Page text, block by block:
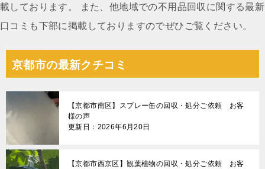
載しております。 また、他地域での不用品回収に関する最新
口コミも下部に掲載しておりますのでぜひご覧ください。
京都市の最新クチコミ
【京都市南区】スプレー缶の回収・処分ご依頼 お客
様の声
更新日：2026年6月20日
【京都市西京区】観葉植物の回収・処分ご依頼 お客